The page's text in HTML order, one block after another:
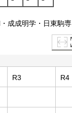
成成明学・日東駒専
R3 R4